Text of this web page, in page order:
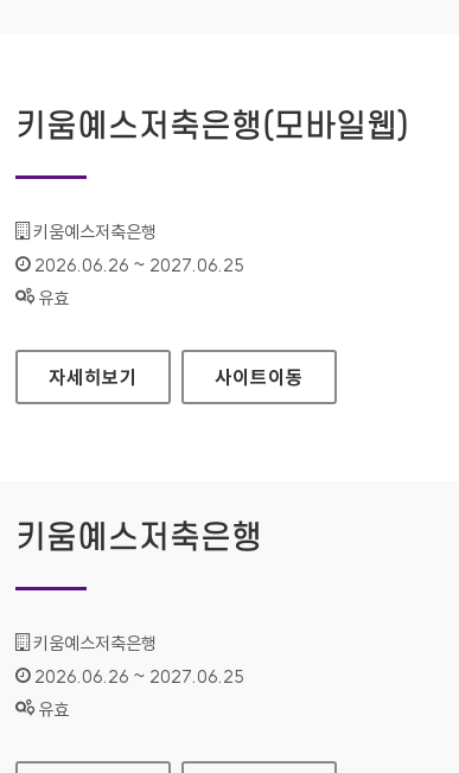
키움예스저축은행(모바일웹)
기관명 :
키움예스저축은행
인증기간 :
2026.06.26 ~ 2027.06.25
상태 :
유효
키움예스저축은행(모바일웹)
자세히보기 사이트이동
키움예스저축은행
기관명 :
키움예스저축은행
인증기간 :
2026.06.26 ~ 2027.06.25
상태 :
유효